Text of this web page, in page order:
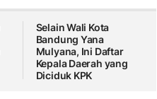
Selain Wali Kota
Bandung Yana
Mulyana, Ini Daftar
Kepala Daerah yang
Diciduk KPK